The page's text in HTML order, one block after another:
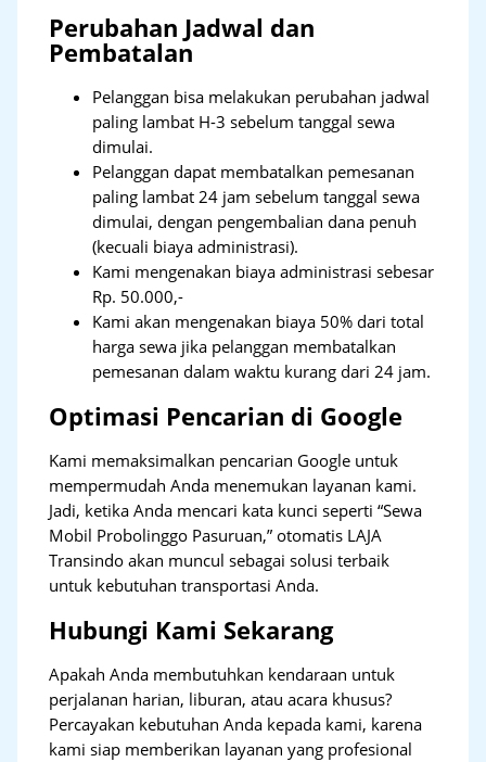
Perubahan Jadwal dan
Pembatalan
Pelanggan bisa melakukan perubahan jadwal
paling lambat H-3 sebelum tanggal sewa
dimulai.
Pelanggan dapat membatalkan pemesanan
paling lambat 24 jam sebelum tanggal sewa
dimulai, dengan pengembalian dana penuh
(kecuali biaya administrasi).
Kami mengenakan biaya administrasi sebesar
Rp. 50.000,-
Kami akan mengenakan biaya 50% dari total
harga sewa jika pelanggan membatalkan
pemesanan dalam waktu kurang dari 24 jam.
Optimasi Pencarian di Google
Kami memaksimalkan pencarian Google untuk
mempermudah Anda menemukan layanan kami.
Jadi, ketika Anda mencari kata kunci seperti “Sewa
Mobil Probolinggo Pasuruan,” otomatis LAJA
Transindo akan muncul sebagai solusi terbaik
untuk kebutuhan transportasi Anda.
Hubungi Kami Sekarang
Apakah Anda membutuhkan kendaraan untuk
perjalanan harian, liburan, atau acara khusus?
Percayakan kebutuhan Anda kepada kami, karena
kami siap memberikan layanan yang profesional